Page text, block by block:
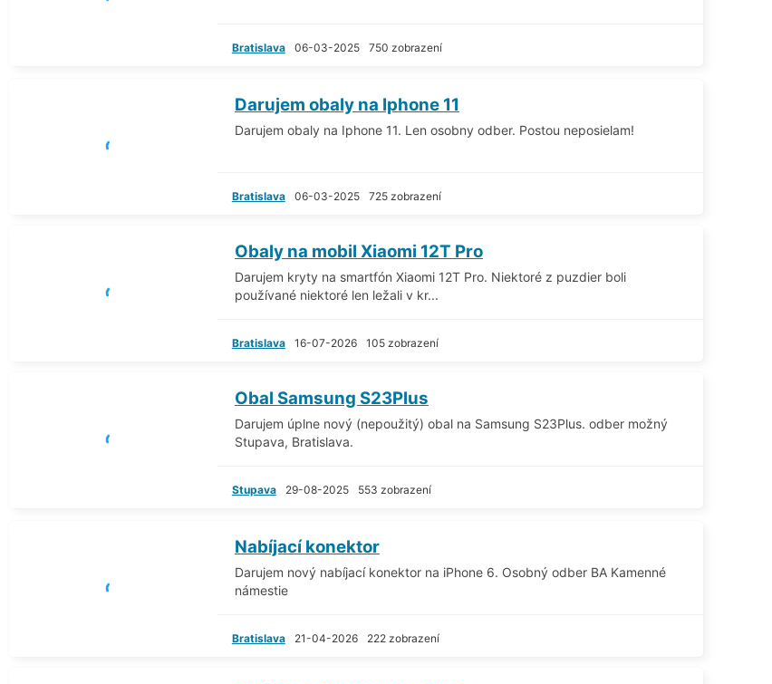
Bratislava 06-03-2025 750 zobrazení
Darujem obaly na Iphone 11
Darujem obaly na Iphone 11. Len osobny odber. Postou neposielam!
Bratislava 06-03-2025 725 zobrazení
Obaly na mobil Xiaomi 12T Pro
Darujem kryty na smartfón Xiaomi 12T Pro. Niektoré z puzdier boli
používané niektoré len ležali v kr...
Bratislava 16-07-2026 105 zobrazení
Obal Samsung S23Plus
Darujem úplne nový (nepoužitý) obal na Samsung S23Plus. odber možný
Stupava, Bratislava.
Stupava 29-08-2025 553 zobrazení
Nabíjací konektor
Darujem nový nabíjací konektor na iPhone 6. Osobný odber BA Kamenné
námestie
Bratislava 21-04-2026 222 zobrazení